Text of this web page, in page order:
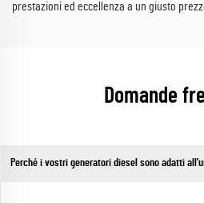
prestazioni ed eccellenza a un giusto
Domande
Perché i vostri generatori diesel sono adatti